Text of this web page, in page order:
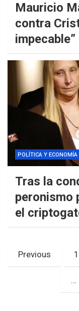
Mauricio
contra
impecable”
POLÍTICA Y ECONOMÍA
Tras la
peronismo
el
Paginación
de
Previous 1
…